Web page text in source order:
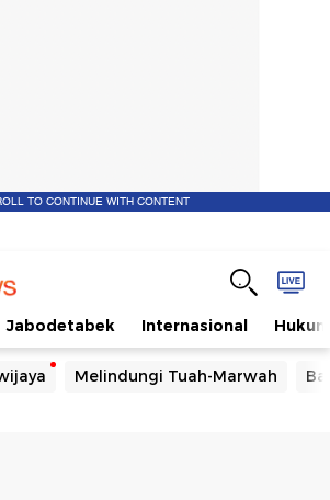
TO CONTINUE WITH CONTENT
Jabodetabek Internasional Hukum
Melindungi Tuah-Marwah